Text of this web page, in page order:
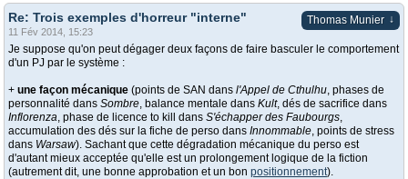
Thomas Munier ↓
Re: Trois exemples d'horreur "interne"
11 Fév 2014, 15:23
Je suppose qu'on peut dégager deux façons de faire basculer le comportement
d'un PJ par le système :
+ une façon mécanique (points de SAN dans l'Appel de Cthulhu, phases de
personnalité dans Sombre, balance mentale dans Kult, dés de sacrifice dans
Inflorenza, phase de licence to kill dans S'échapper des Faubourgs,
accumulation des dés sur la fiche de perso dans Innommable, points de stress
dans Warsaw). Sachant que cette dégradation mécanique du perso est
d'autant mieux acceptée qu'elle est un prolongement logique de la fiction
(autrement dit, une bonne approbation et un bon positionnement).